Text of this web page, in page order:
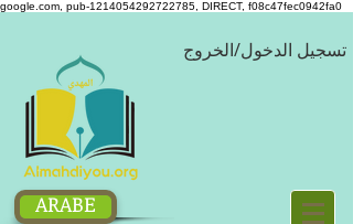
google.com, pub-1214054292722785, DIRECT, f08c47fec0942fa0
تسجيل الدخول/الخروج
ARABE